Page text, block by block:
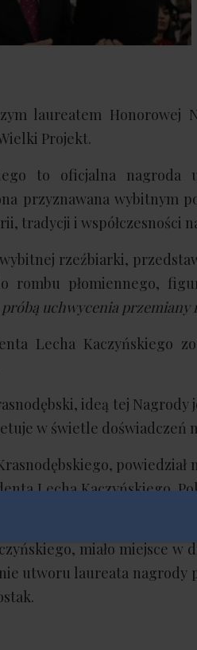
laureatem Honorowej
Projekt.
to oficjalna nagroda
przyznawana wybitnym
tradycji i współczesności
rzeźbiarki,
rombu płomiennego,
próbą uchwycenia
Lecha Kaczyńskiego
ideą tej
w świetle doświadczeń
powiedział
Lecha Kaczyńskiego.
ich w
miało miejsce w
utworu laureata nagrody